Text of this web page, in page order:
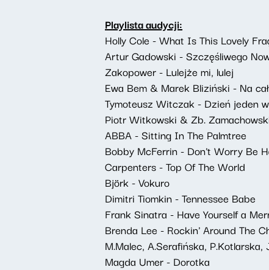
Playlista audycji:
Holly Cole - What Is This Lovely
Artur Gadowski - Szczęśliwego
Zakopower - Lulejże mi, lulej
Ewa Bem & Marek Bliziński - Na
Tymoteusz Witczak - Dzień jeden
Piotr Witkowski & Zb.
ABBA - Sitting In The Palmtree
Bobby McFerrin - Don't Worry Be
Carpenters - Top Of The World
Björk - Vokuro
Dimitri Tiomkin - Tennessee Babe
Frank Sinatra - Have Yourself a
Brenda Lee - Rockin' Around The
M.Malec, A.Serafińska,
Magda Umer - Dorotka